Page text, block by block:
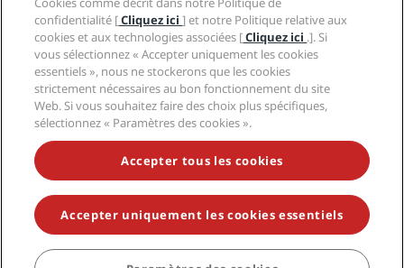
Approvisionnement
NE MANQUEZ AUCUNE DE NOS OFFRES LES PLUS
POPULAIRES
© 2026 Radisson Hotel Group.Tous droits réservés. RHG Radisson
Hotel Group, Radisson, Radisson RED, Radisson Blu, Radisson Collection,
Radisson Individuals, Park Plaza, Park Inn, Country Inn & Suites, Prize by
Radisson, Radisson Rewards, et Radisson Meetings sont des marques
confidentialité [Cliquez ici] et notre Politique relative aux
cookies et aux technologies associées [Cliquez ici .]. Si
vous sélectionnez « Accepter uniquement les cookies
essentiels », nous ne stockerons que les cookies
strictement nécessaires au bon fonctionnement du site
Web. Si vous souhaitez faire des choix plus spécifiques,
sélectionnez « Paramètres des cookies ».
Accepter tous les cookies
Accepter uniquement les cookies essentiels